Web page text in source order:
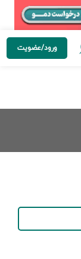
ورود/عضویت